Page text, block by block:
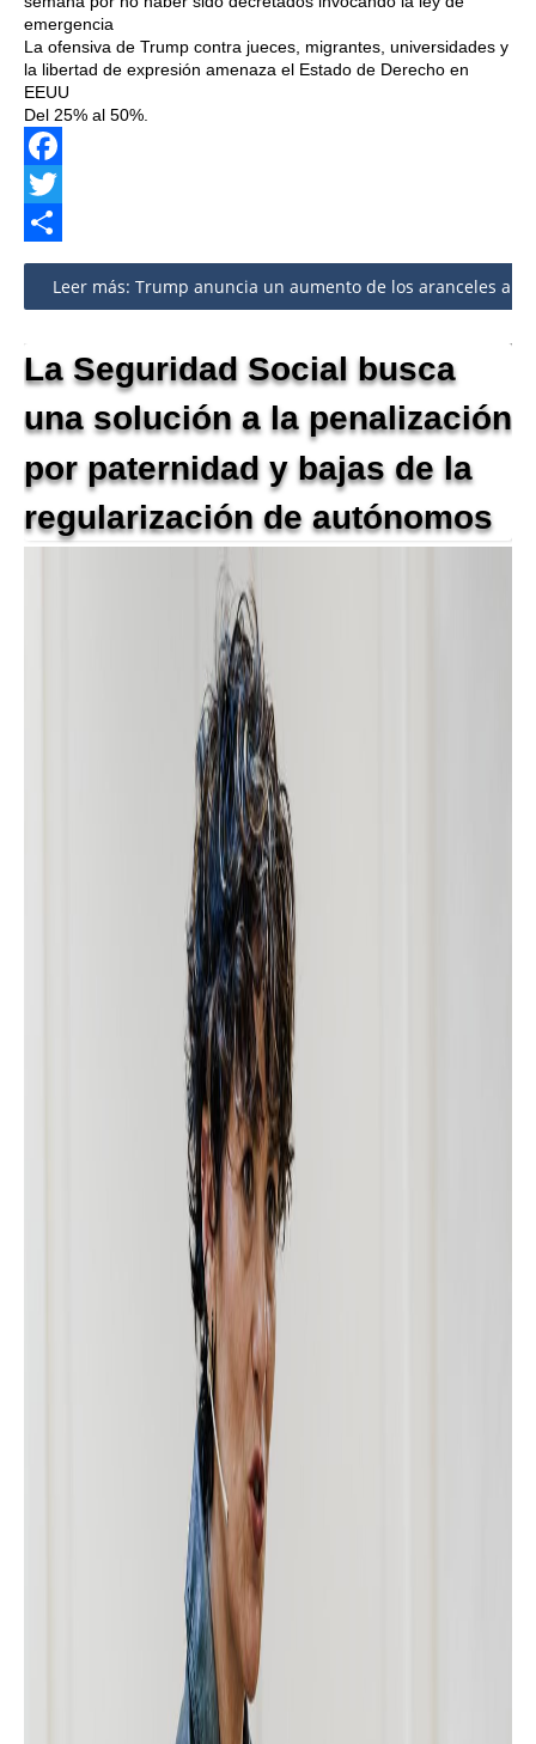
emergencia
La ofensiva de Trump contra jueces, migrantes, universidades y
la libertad de expresión amenaza el Estado de Derecho en
EEUU
Del 25% al 50%.
Facebook
Twitter
Share
Leer más: Trump anuncia un aumento de los aranceles al
La Seguridad Social busca
una solución a la penalización
por paternidad y bajas de la
regularización de autónomos